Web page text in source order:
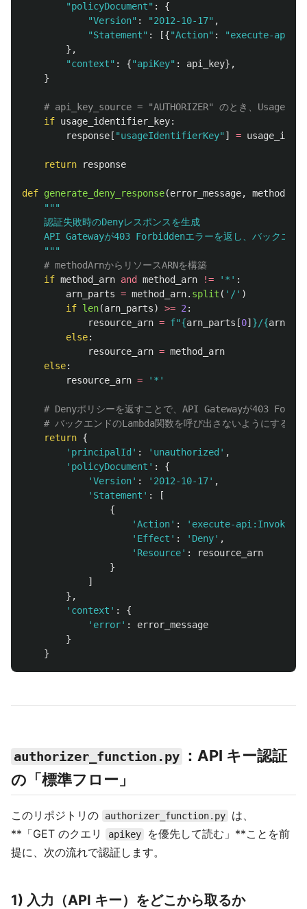
"policyDocument" :
{
"Version" : "2012-10-17" ,
"Statement" : [{"Action" : "execute-
},
"context" : {"apiKey" : api_key},
}
if usage_identifier_key:
response [ "usageIdentifierKey" ] =
return response
def generate_deny_response(error_message,
method_arn
"""
    認証失敗時のDenyレスポンスを生成
API Gatewayが403 Forbiddenエラーを返し、バックエン
"""
if method_arn and method_arn != ' * ' :
arn_parts = method_arn. split ( ' /' )
if len(arn_parts) >= 2 :
resource_arn = f"{arn_parts [0] }/{
else:
resource_arn = method_arn
else:
resource_arn = ' * '
return {
' principalId ' : ' unauthorized ' ,
' policyDocument ' :
{
'Version' : ' 2012-10-17' ,
' Statement ' :
[
{
'Action' : ' execute-api:Invoke
' Effect ' : ' Deny' ,
' Resource' :
resource_arn
}
]
},
' context ' :
{
' error' :
error_message
}
}
authorizer_function.py ：API キー認証
の「標準フロー」
このリポジトリの authorizer_function.py
は、
**「GET のクエリ
apikey
を優先して読む」**ことを前
提に、次の流れで認証します。
1) 入力（API キー）をどこから取るか